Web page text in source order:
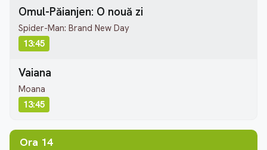
Omul-Păianjen: O nouă zi
Spider-Man: Brand New Day
13:45
Vaiana
Moana
13:45
Ora 14